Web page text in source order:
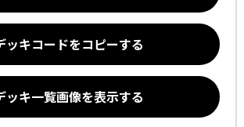
ッキコードをコピーする
ッキ一覧画像を表示する